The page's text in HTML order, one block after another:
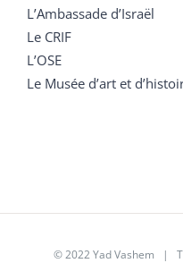
L’Ambassade d’Israël
Le CRIF
L’OSE
Le Musée d’art et
© 2022 Yad Vashem |